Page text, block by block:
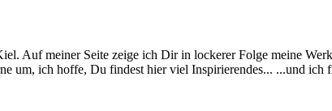
Auf meiner Seite zeige ich Dir in lockerer Folge meine
um, ich hoffe, Du findest hier viel Inspirierendes... ...und ich